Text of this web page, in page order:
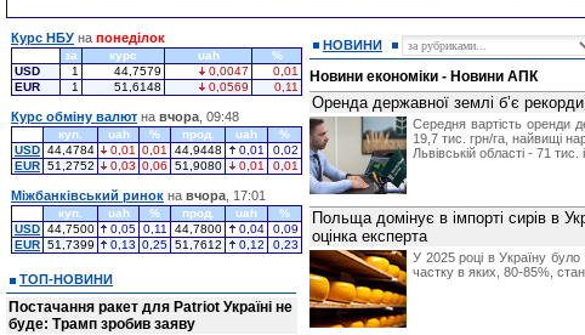
НОВИНИ
Новини економіки - Новини АПК
Оренда державної землі б’є
Середня вартість оренди
19,7 тис. грн/га, найвищі
Львівській області - 71 тис.
Польща домінує в імпорті сирів в
оцінка експерта
У 2025 році в Україну
частку в яких, 80-85%,
Курс НБУ на понеділок
за курс uah
%
USD
1 44,7579 0,0047
0,01
EUR
1 51,6148 0,0569 0,11
Курс обміну валют на вчора , 09:48
куп. uah % прод. uah
%
USD 44,4784 0,01 0,01 44,9448 0,01
0,02
EUR 51,2752 0,03 0,06 51,9080 0,01 0,01
Міжбанківський ринок на вчора , 17:01
куп. uah % прод. uah
%
USD 44,7500 0,05 0,11 44,7800 0,04
0,09
EUR 51,7399 0,13 0,25 51,7612 0,12 0,23
ТОП-НОВИНИ
Постачання ракет для Patriot Україні не
буде: Трамп зробив заяву